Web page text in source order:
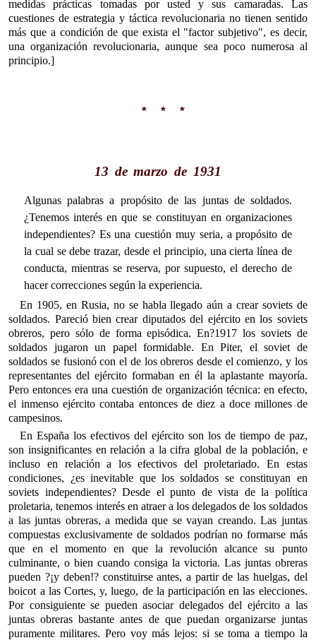
medidas prácticas tomadas por usted y sus camaradas. Las
cuestiones de estrategia y táctica revolucionaria no tienen sentido
más que a condición de que exista el "factor subjetivo", es decir,
una organización revolucionaria, aunque sea poco numerosa al
principio.]
* * *
13 de marzo de 1931
Algunas palabras a propósito de las juntas de soldados.
¿Tenemos interés en que se constituyan en organizaciones
independientes? Es una cuestión muy seria, a propósito de
la cual se debe trazar, desde el principio, una cierta línea de
conducta, mientras se reserva, por supuesto, el derecho de
hacer correcciones según la experiencia.
En 1905, en Rusia, no se habla llegado aún a crear soviets de
soldados. Pareció bien crear diputados del ejército en los soviets
obreros, pero sólo de forma episódica. En?1917 los soviets de
soldados jugaron un papel formidable. En Piter, el soviet de
soldados se fusionó con el de los obreros desde el comienzo, y los
representantes del ejército formaban en él la aplastante mayoría.
Pero entonces era una cuestión de organización técnica: en efecto,
el inmenso ejército contaba entonces de diez a doce millones de
campesinos.
En España los efectivos del ejército son los de tiempo de paz,
son insignificantes en relación a la cifra global de la población, e
incluso en relación a los efectivos del proletariado. En estas
condiciones, ¿es inevitable que los soldados se constituyan en
soviets independientes? Desde el punto de vista de la política
proletaria, tenemos interés en atraer a los delegados de los soldados
a las juntas obreras, a medida que se vayan creando. Las juntas
compuestas exclusivamente de soldados podrían no formarse más
que en el momento en que la revolución alcance su punto
culminante, o bien cuando consiga la victoria. Las juntas obreras
pueden ?¡y deben!? constituirse antes, a partir de las huelgas, del
boicot a las Cortes, y, luego, de la participación en las elecciones.
Por consiguiente se pueden asociar delegados del ejército a las
juntas obreras bastante antes de que puedan organizarse juntas
puramente militares. Pero voy más lejos: si se toma a tiempo la